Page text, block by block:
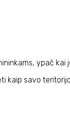
ypač
kaip savo